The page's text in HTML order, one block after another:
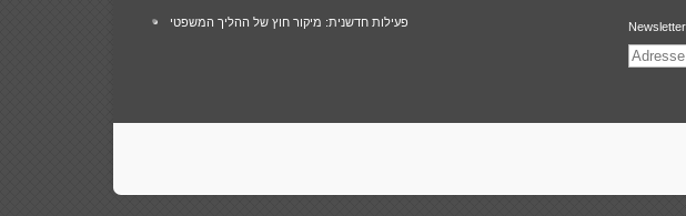
פעילות חדשנית: מיקור חוץ של ההליך המשפטי Newsletter